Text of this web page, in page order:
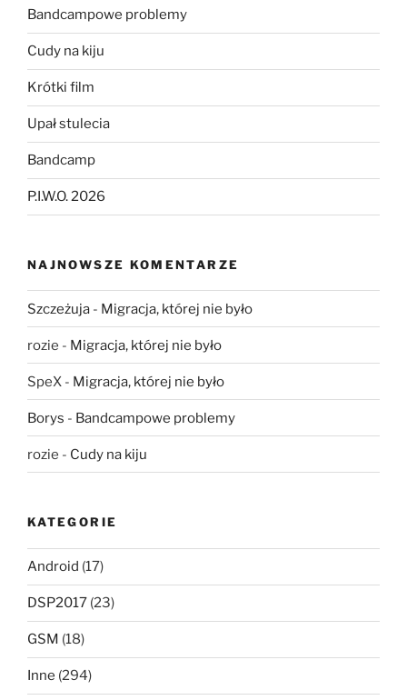
Bandcampowe problemy
Cudy na kiju
Krótki film
Upał stulecia
Bandcamp
P.I.W.O. 2026
NAJNOWSZE KOMENTARZE
Szczeżuja - Migracja, której nie było
rozie - Migracja, której nie było
SpeX - Migracja, której nie było
Borys - Bandcampowe problemy
rozie - Cudy na kiju
KATEGORIE
Android (17)
DSP2017 (23)
GSM (18)
Inne (294)